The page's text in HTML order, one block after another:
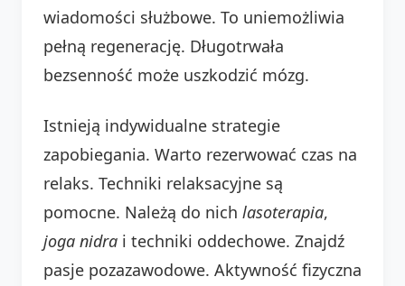
wiadomości służbowe. To uniemożliwia
pełną regenerację. Długotrwała
bezsenność może uszkodzić mózg.
Istnieją indywidualne strategie
zapobiegania. Warto rezerwować czas na
relaks. Techniki relaksacyjne są
pomocne. Należą do nich lasoterapia,
joga nidra i techniki oddechowe. Znajdź
pasje pozazawodowe. Aktywność fizyczna